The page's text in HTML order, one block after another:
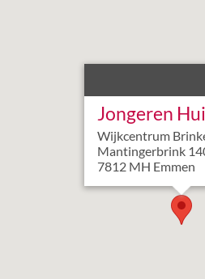
Jongeren
Wijkcentrum
Mantingerbrink
7812 MH Emmen